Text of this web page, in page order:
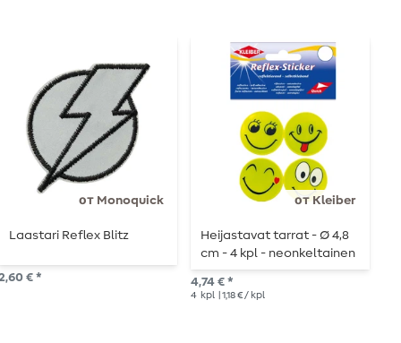
от Monoquick
Laastari Reflex Blitz
€ *
от Kleiber
Heijastavat tarrat - Ø 4,8
cm - 4 kpl - neonkeltainen
4,74 € *
4 kpl | 1,18 € / kpl